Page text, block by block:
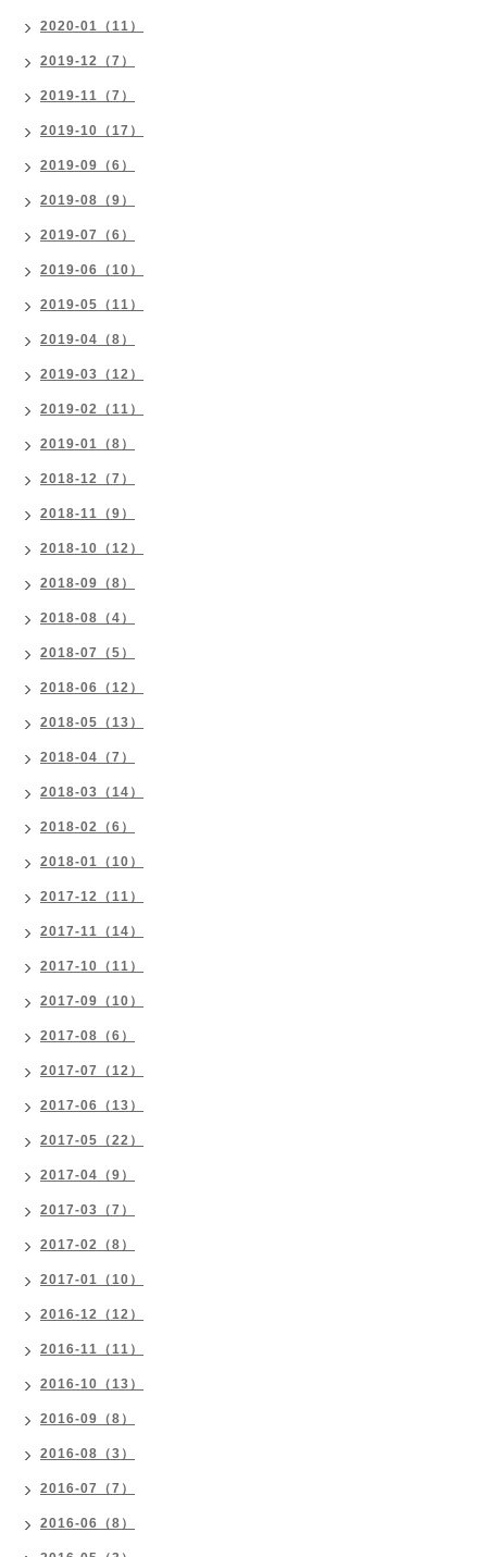
2020-01（11）
2019-12（7）
2019-11（7）
2019-10（17）
2019-09（6）
2019-08（9）
2019-07（6）
2019-06（10）
2019-05（11）
2019-04（8）
2019-03（12）
2019-02（11）
2019-01（8）
2018-12（7）
2018-11（9）
2018-10（12）
2018-09（8）
2018-08（4）
2018-07（5）
2018-06（12）
2018-05（13）
2018-04（7）
2018-03（14）
2018-02（6）
2018-01（10）
2017-12（11）
2017-11（14）
2017-10（11）
2017-09（10）
2017-08（6）
2017-07（12）
2017-06（13）
2017-05（22）
2017-04（9）
2017-03（7）
2017-02（8）
2017-01（10）
2016-12（12）
2016-11（11）
2016-10（13）
2016-09（8）
2016-08（3）
2016-07（7）
2016-06（8）